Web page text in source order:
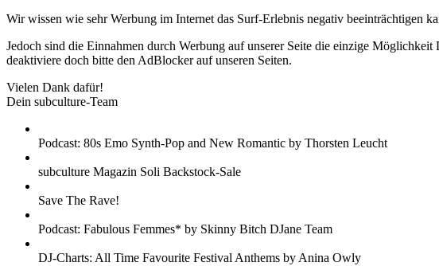
Wir wissen wie sehr Werbung im Internet das Surf-Erlebnis negativ beeinträchtigen
Jedoch sind die Einnahmen durch Werbung auf unserer Seite die einzige
deaktiviere doch bitte den AdBlocker auf unseren Seiten.
Vielen Dank dafür!
Dein subculture-Team
Podcast: 80s Emo Synth-Pop and New Romantic by Thorsten Leucht
subculture Magazin Soli Backstock-Sale
Save The Rave!
Podcast: Fabulous Femmes* by Skinny Bitch DJane Team
DJ-Charts: All Time Favourite Festival Anthems by Anina Owly